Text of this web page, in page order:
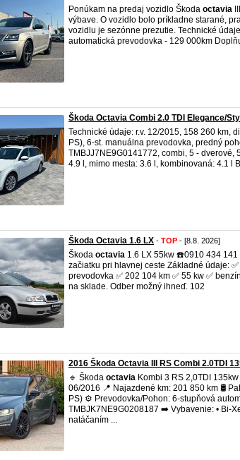
Ponúkam na predaj vozidlo Škoda octavia
výbave. O vozidlo bolo príkladne starané,
vozidlu je sezónne prezutie. Technické
automatická prevodovka - 129 000km
Škoda Octavia Combi 2.0 TDI Elegance/
Technické údaje: r.v. 12/2015, 158 260 km,
PS), 6-st. manuálna prevodovka, predný
TMBJJ7NE9G0141772, combi, 5 - dverové,
4.9 l, mimo mesta: 3.6 l, kombinovaná: 4.1 l
Škoda Octavia 1.6 LX - TOP - [8.8. 2026]
Škoda octavia 1.6 LX 55kw ☎️0910 434
začiatku pri hlavnej ceste Základné údaje:
prevodovka ✅ 202 104 km ✅ 55 kw ✅
na sklade. Odber možný ihneď. 102
2016 Škoda Octavia III RS Combi 2.0TDI
🔹 Škoda octavia Kombi 3 RS 2,0TDI
06/2016 📍 Najazdené km: 201 850 km 🛢️
PS) ⚙️ Prevodovka/Pohon: 6-stupňová
TMBJK7NE9G0208187 ➡️ Vybavenie: • Bi-
natáčaním ...